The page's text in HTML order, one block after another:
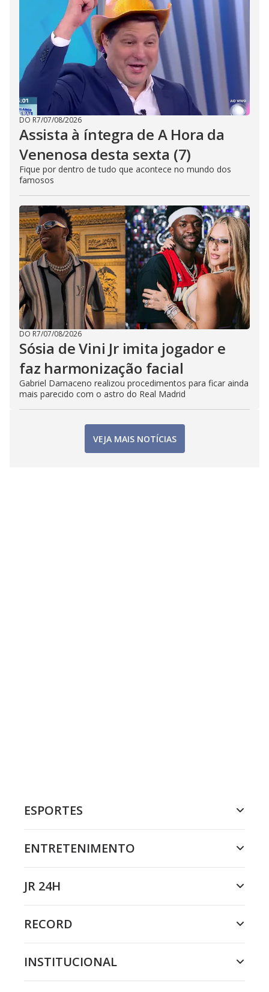
DO R7/07/08/2026
Assista à íntegra de A Hora da
Venenosa desta sexta (7)
Fique por dentro de tudo que acontece no mundo dos
famosos
DO R7/07/08/2026
Sósia de Vini Jr imita jogador e
faz harmonização facial
Gabriel Damaceno realizou procedimentos para ficar ainda
mais parecido com o astro do Real Madrid
VEJA MAIS NOTÍCIAS
ESPORTES
ENTRETENIMENTO
JR 24H
RECORD
INSTITUCIONAL